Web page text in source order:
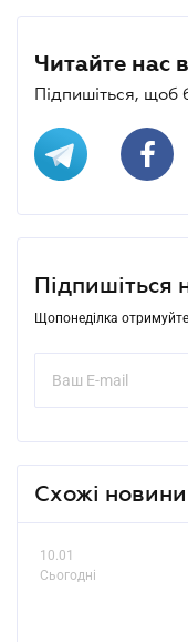
Читайте нас
Підпишіться, щоб
Підпишіться
Щопонеділка отримуйте
Схожі новини
10.01
Сьогодні